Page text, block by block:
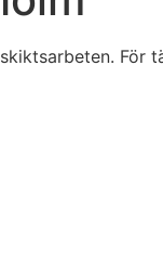
För